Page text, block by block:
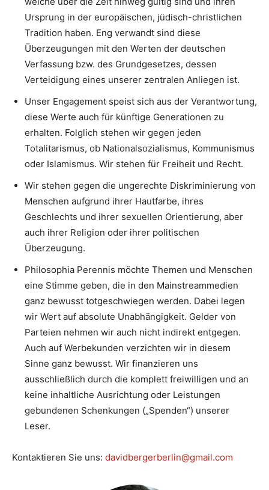
Ursprung in der europäischen, jüdisch-christlichen
Tradition haben. Eng verwandt sind diese
Überzeugungen mit den Werten der deutschen
Verfassung bzw. des Grundgesetzes, dessen
Verteidigung eines unserer zentralen Anliegen ist.
Unser Engagement speist sich aus der Verantwortung,
diese Werte auch für künftige Generationen zu
erhalten. Folglich stehen wir gegen jeden
Totalitarismus, ob Nationalsozialismus, Kommunismus
oder Islamismus. Wir stehen für Freiheit und Recht.
Wir stehen gegen die ungerechte Diskriminierung von
Menschen aufgrund ihrer Hautfarbe, ihres
Geschlechts und ihrer sexuellen Orientierung, aber
auch ihrer Religion oder ihrer politischen
Überzeugung.
Philosophia Perennis möchte Themen und Menschen
eine Stimme geben, die in den Mainstreammedien
ganz bewusst totgeschwiegen werden. Dabei legen
wir Wert auf absolute Unabhängigkeit. Gelder von
Parteien nehmen wir auch nicht indirekt entgegen.
Auch auf Werbekunden verzichten wir in diesem
Sinne ganz bewusst. Wir finanzieren uns
ausschließlich durch die komplett freiwilligen und an
keine inhaltliche Ausrichtung oder Leistungen
gebundenen Schenkungen („Spenden“) unserer
Leser.
Kontaktieren Sie uns: davidbergerberlin@gmail.com